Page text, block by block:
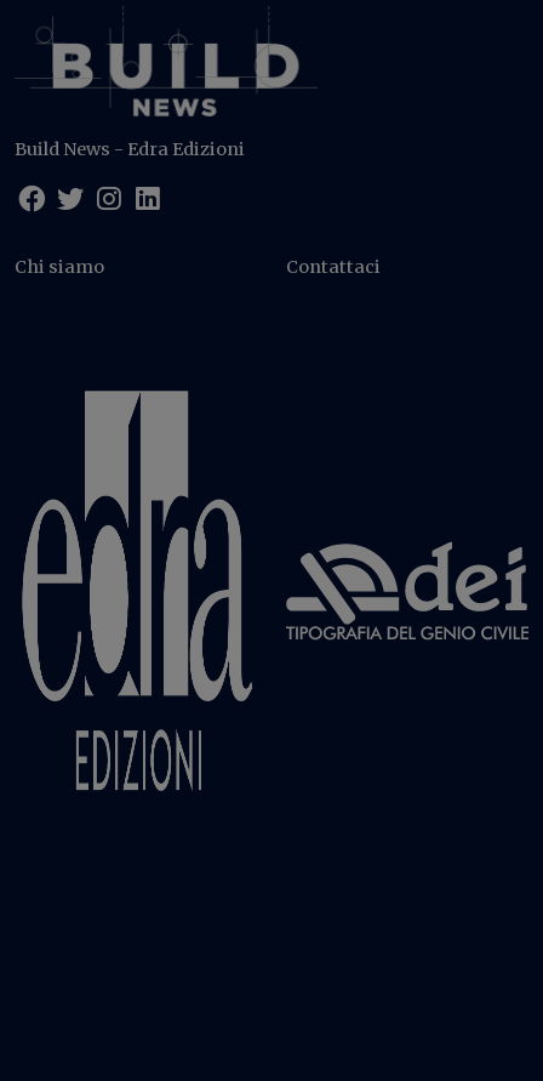
Build News - Edra Edizioni
Chi siamo Contattaci